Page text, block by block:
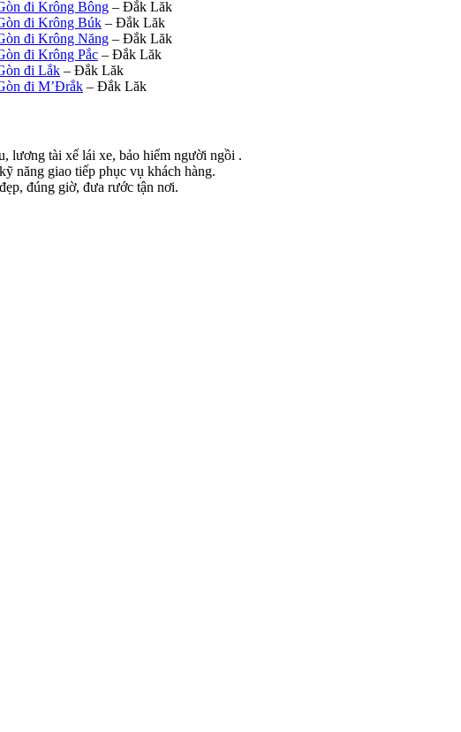
đi Krông Bông – Đắk Lăk
đi Krông Búk – Đắk Lăk
đi Krông Năng – Đắk Lăk
đi Krông Pắc – Đắk Lăk
đi Lắk – Đắk Lăk
đi M’Đrắk – Đắk Lăk
lương tài xế lái xe, bảo hiểm người ngồi .
năng giao tiếp phục vụ khách hàng.
đúng giờ, đưa rước tận nơi.